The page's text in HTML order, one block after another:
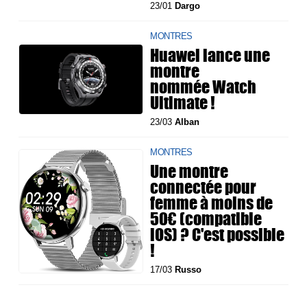
23/01 Dargo
MONTRES
Huawei lance une
montre
nommée Watch
Ultimate !
23/03Alban
MONTRES
Une montre
connectée pour
femme à moins de
50€ (compatible
iOS) ? C'est possible
!
17/03 Russo